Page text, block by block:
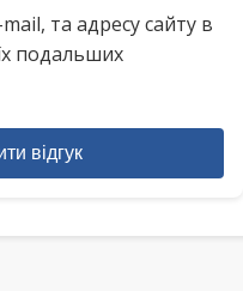
та адресу сайту в
подальших
відгук